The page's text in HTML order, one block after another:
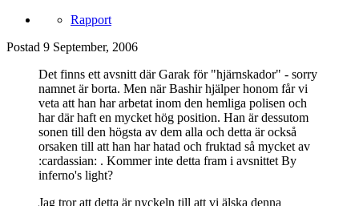
Rapport
Postad 9 September, 2006
Det finns ett avsnitt där Garak för "hjärnskador" - sorry
namnet är borta. Men när Bashir hjälper honom får vi
veta att han har arbetat inom den hemliga polisen och
har där haft en mycket hög position. Han är dessutom
sonen till den högsta av dem alla och detta är också
orsaken till att han har hatad och fruktad så mycket av
:cardassian: . Kommer inte detta fram i avsnittet By
inferno's light?
Jag tror att detta är nyckeln till att vi älska denna